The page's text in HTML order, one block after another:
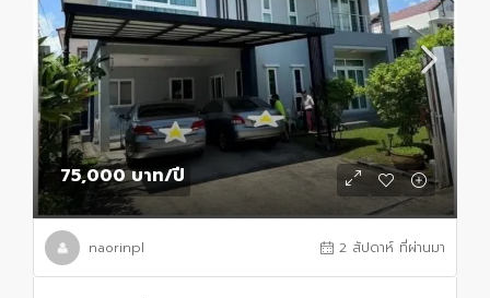
75,000 บาท/ปี
naorinpl 2 สัปดาห์ ที่ผ่านมา